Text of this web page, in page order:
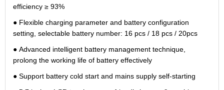
efficiency ≥ 93%
● Flexible charging parameter and battery configuration
setting, selectable battery number: 16 pcs / 18 pcs / 20pcs
● Advanced intelligent battery management technique,
prolong the working life of battery effectively
● Support battery cold start and mains supply self-starting